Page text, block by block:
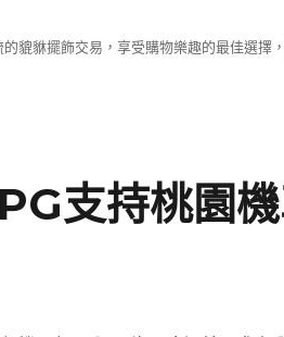
貔貅擺飾交易，享受購物樂趣的最佳選擇
支持桃園